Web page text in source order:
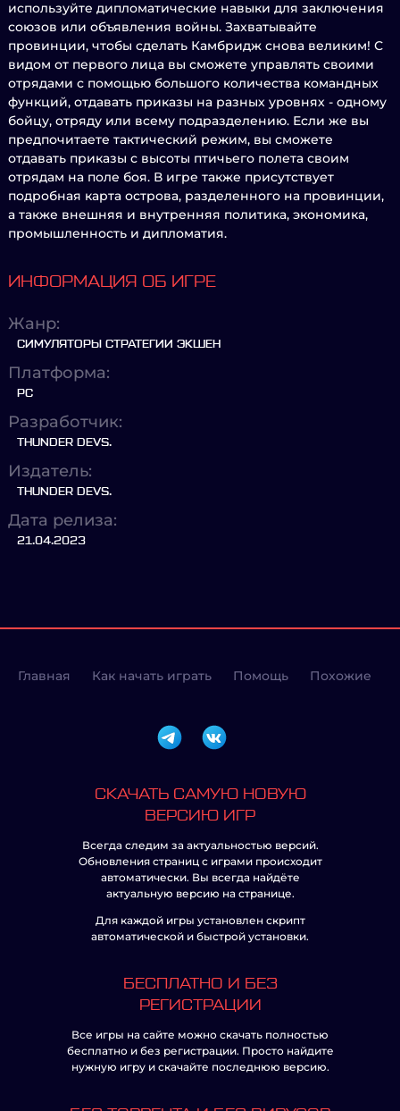
используйте дипломатические навыки для заключения
союзов или объявления войны. Захватывайте
провинции, чтобы сделать Камбридж снова великим! С
видом от первого лица вы сможете управлять своими
отрядами с помощью большого количества командных
функций, отдавать приказы на разных уровнях - одному
бойцу, отряду или всему подразделению. Если же вы
предпочитаете тактический режим, вы сможете
отдавать приказы с высоты птичьего полета своим
отрядам на поле боя. В игре также присутствует
подробная карта острова, разделенного на провинции,
а также внешняя и внутренняя политика, экономика,
промышленность и дипломатия.
ИНФОРМАЦИЯ ОБ ИГРЕ
Жанр:
СИМУЛЯТОРЫ СТРАТЕГИИ ЭКШЕН
Платформа:
PC
Разработчик:
THUNDER DEVS.
Издатель:
THUNDER DEVS.
Дата релиза:
21.04.2023
Главная Как начать играть Помощь Похожие
СКАЧАТЬ САМУЮ НОВУЮ
ВЕРСИЮ ИГР
Всегда следим за актуальностью версий.
Обновления страниц с играми происходит
автоматически. Вы всегда найдёте
актуальную версию на странице.
Для каждой игры установлен скрипт
автоматической и быстрой установки.
БЕСПЛАТНО И БЕЗ
РЕГИСТРАЦИИ
Все игры на сайте можно скачать полностью
бесплатно и без регистрации. Просто найдите
нужную игру и скачайте последнюю версию.